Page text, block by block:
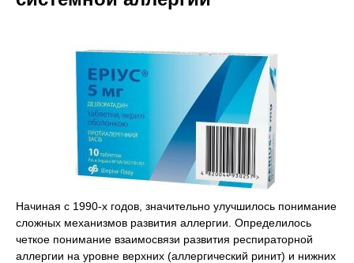
Начиная с 1990-х годов, значительно улучшилось понимание
сложных механизмов развития аллергии. Определилось
четкое понимание взаимосвязи развития респираторной
аллергии на уровне верхних (аллергический ринит) и нижних